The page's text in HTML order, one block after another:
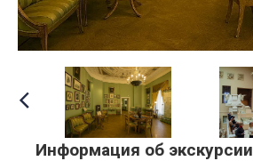
Информация об экскурсии